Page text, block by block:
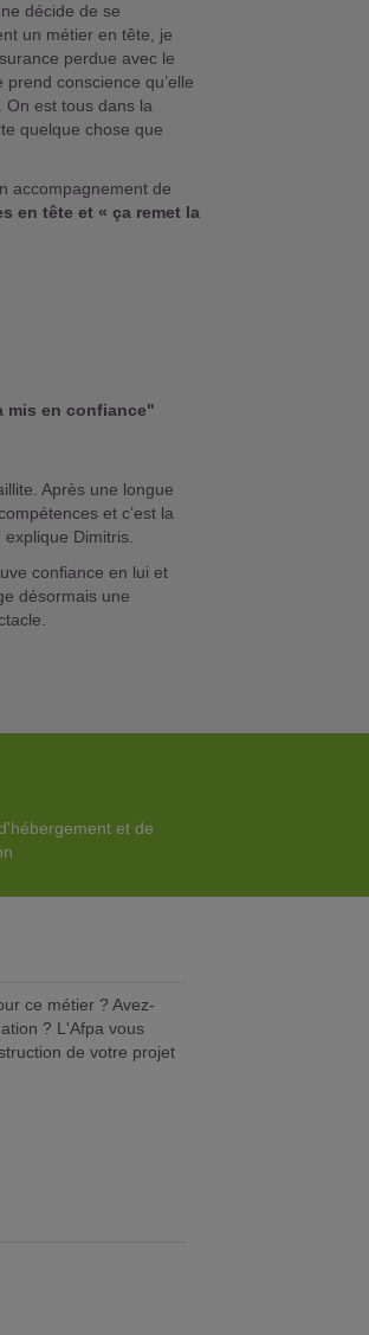
décide de se
un métier en tête, je
perdue avec le
conscience qu’elle
On est tous dans la
quelque chose que
accompagnement de
en tête et « ça remet la
mis en confiance"
Après une longue
et c’est la
Dimitris.
confiance en lui et
désormais une
et de
ce métier ? Avez-
? L'Afpa vous
de votre projet